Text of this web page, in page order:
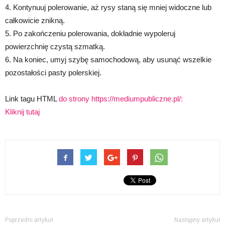
4. Kontynuuj polerowanie, aż rysy staną się mniej widoczne lub
całkowicie znikną.
5. Po zakończeniu polerowania, dokładnie wypoleruj
powierzchnię czystą szmatką.
6. Na koniec, umyj szybę samochodową, aby usunąć wszelkie
pozostałości pasty polerskiej.
Link tagu HTMLdo strony https://mediumpubliczne.pl/:
Kliknij tutaj
Poprzedni artykuł Następny artykuł